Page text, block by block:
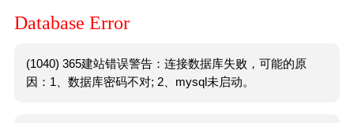
Database Error
(1040) 365建站错误警告：连接数据库失败，可能的原
因：1、数据库密码不对; 2、mysql未启动。